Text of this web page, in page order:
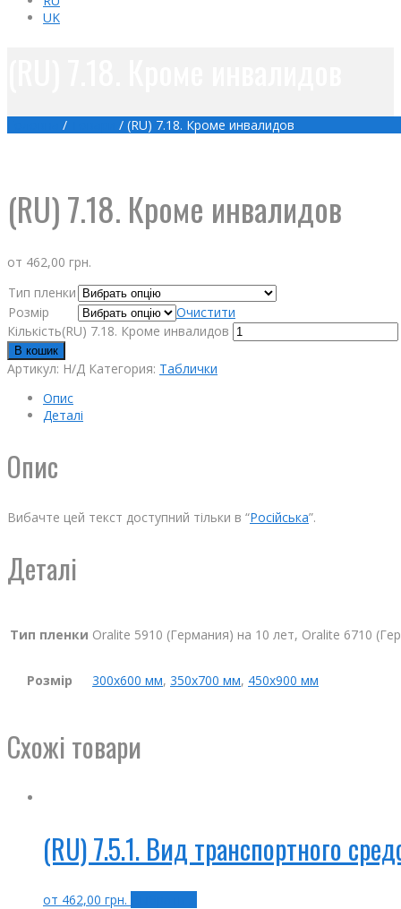
UK
/ / (RU) 7.18. Кроме инвалидов
(RU) 7.18. Кроме инвалидов
от 462,00 грн.
Тип пленки
Розмір
Очистити
Кількість(RU) 7.18. Кроме инвалидов
В кошик
Артикул: Н/Д Категория: Таблички
Опис
Деталі
Опис
Вибачте цей текст доступний тільки в “Російська”.
Деталі
Тип пленки Oralite 5910 (Германия) на 10 лет, Oralite 6710
Розмір 300х600 мм, 350х700 мм, 450х900 мм
Схожі товари
(RU) 7.5.1. Вид транспортного
от 462,00 грн.